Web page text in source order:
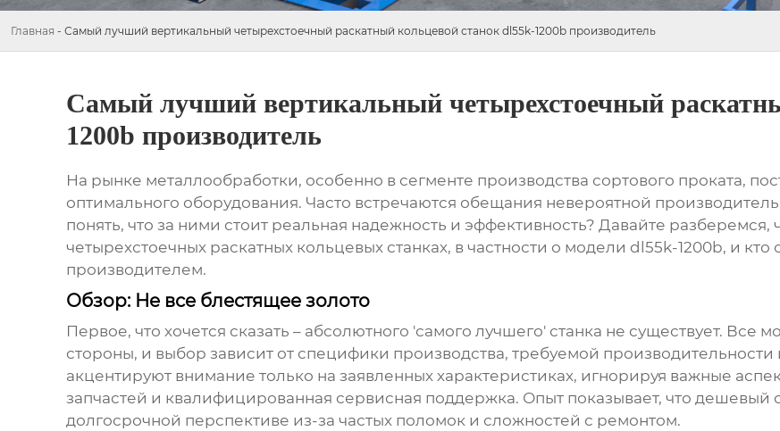
Главная - Самый лучший вертикальный четырехстоечный раскатный кольцевой станок dl55k-1200b производитель
Самый лучший вертикальный четырехстоечный
1200b производитель
На рынке металлообработки, особенно в сегменте производства сортового проката,
оптимального оборудования. Часто встречаются обещания невероятной
понять, что за ними стоит реальная надежность и эффективность? Давайте разберемся,
четырехстоечных раскатных кольцевых станках, в частности о модели dl55k-1200b, и кто
производителем.
Обзор: Не все блестящее золото
Первое, что хочется сказать – абсолютного 'самого лучшего' станка не существует.
стороны, и выбор зависит от специфики производства, требуемой
акцентируют внимание только на заявленных характеристиках, игнорируя важные
запчастей и квалифицированная сервисная поддержка. Опыт показывает, что дешевый
долгосрочной перспективе из-за частых поломок и сложностей с ремонтом.